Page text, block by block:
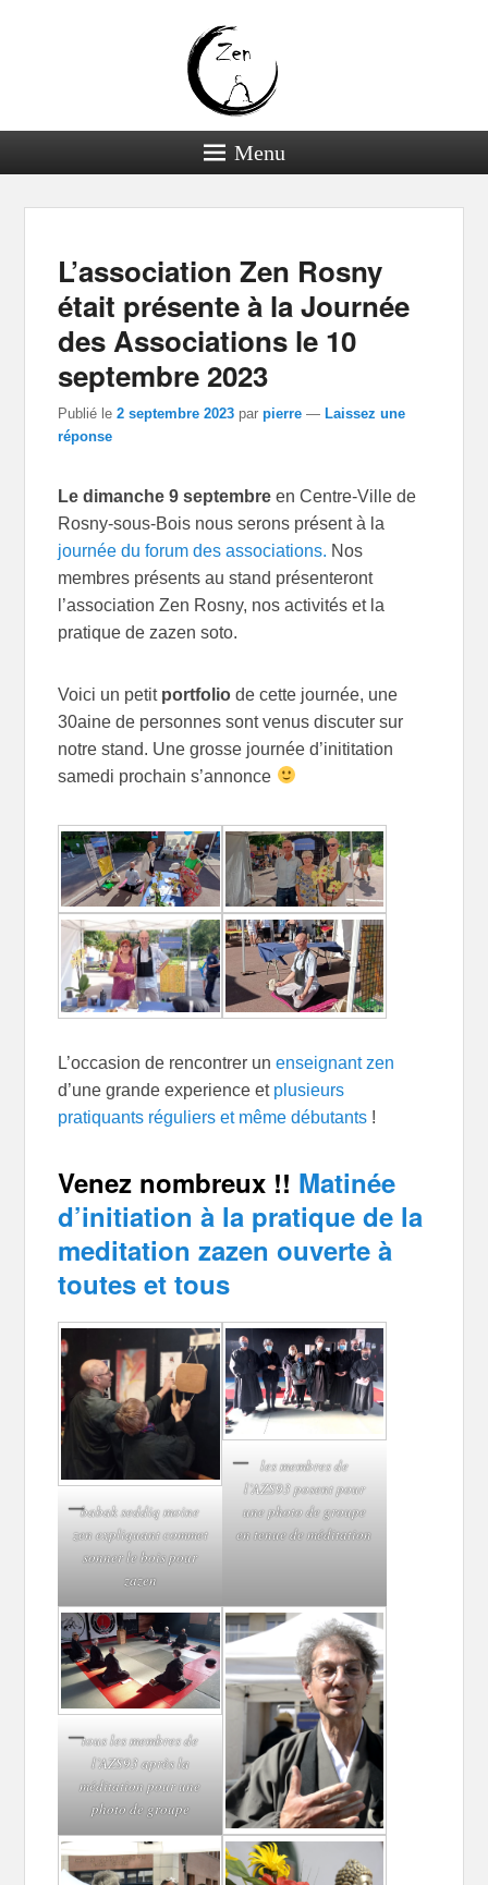
Menu
L’association Zen Rosny
était présente à la Journée
des Associations le 10
septembre 2023
Publié le2 septembre 2023 parpierre —Laissez une
réponse
Le dimanche 9 septembre en Centre-Ville de
Rosny-sous-Bois nous serons présent à la
journée du forum des associations. Nos
membres présents au stand présenteront
l’association Zen Rosny, nos activités et la
pratique de zazen soto.
Voici un petit portfoliode cette journée, une
30aine de personnes sont venus discuter sur
notre stand. Une grosse journée d’inititation
samedi prochain s’annonce
L’occasion de rencontrer unenseignant zen
d’une grande experience et plusieurs
pratiquants réguliers et même débutants !
Venez nombreux !! Matinée
d’initiation à la pratique de la
meditation zazen ouverte à
toutes et tous
babak seddiq moine
zen expliquant commet
sonner le bois pour
zazen
les membres de
l’AZS93 posent pour
une photo de groupe
en tenue de méditation
tous les membres de
l’AZS93 après la
méditation pour une
photo de groupe